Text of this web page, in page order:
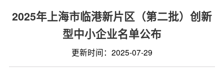
2025年上海市临港新片区（第二批）创新
型中小企业名单公布
更新时间：2025-07-29